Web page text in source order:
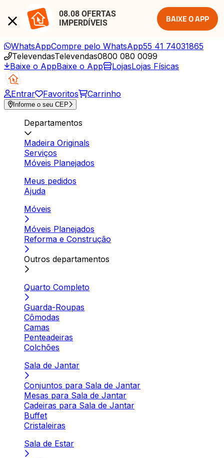
08.08 OFERTAS
IMPERDÍVEIS
BAIXE O APP
WhatsAppCompre pelo WhatsApp55 41 74031865
TelevendasTelevendas0800 080 0099
Baixe o AppBaixe o App LojasLojas Físicas
Entrar Favoritos Carrinho
Informe o seu CEP
Departamentos
Madeira Originals
Serviços
Móveis Planejados
Meus pedidos
Ajuda
Móveis
Móveis Planejados
Reforma e Construção
Outros departamentos
Quarto Completo
Guarda-Roupas
Cômodas
Camas
Penteadeiras
Colchões
Sala de Jantar
Conjuntos para Sala de Jantar
Mesas para Sala de Jantar
Cadeiras para Sala de Jantar
Buffet
Cristaleiras
Sala de Estar